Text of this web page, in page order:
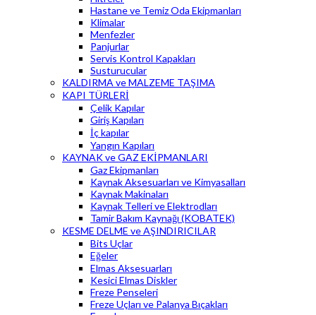
Hastane ve Temiz Oda Ekipmanları
Klimalar
Menfezler
Panjurlar
Servis Kontrol Kapakları
Susturucular
KALDIRMA ve MALZEME TAŞIMA
KAPI TÜRLERİ
Çelik Kapılar
Giriş Kapıları
İç kapılar
Yangın Kapıları
KAYNAK ve GAZ EKİPMANLARI
Gaz Ekipmanları
Kaynak Aksesuarları ve Kimyasalları
Kaynak Makinaları
Kaynak Telleri ve Elektrodları
Tamir Bakım Kaynağı (KOBATEK)
KESME DELME ve AŞINDIRICILAR
Bits Uçlar
Eğeler
Elmas Aksesuarları
Kesici Elmas Diskler
Freze Penseleri
Freze Uçları ve Palanya Bıçakları